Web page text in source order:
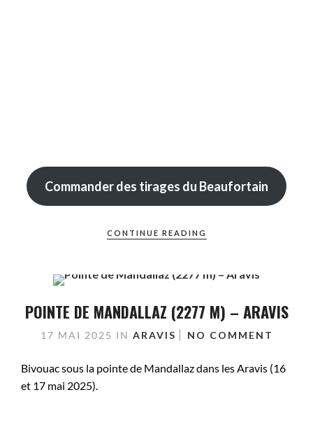
Commander des tirages du Beaufortain
CONTINUE READING
POINTE DE MANDALLAZ (2277 M) – ARAVIS
17 MAI 2025 IN ARAVIS NO COMMENT
Bivouac sous la pointe de Mandallaz dans les Aravis (16
et 17 mai 2025).